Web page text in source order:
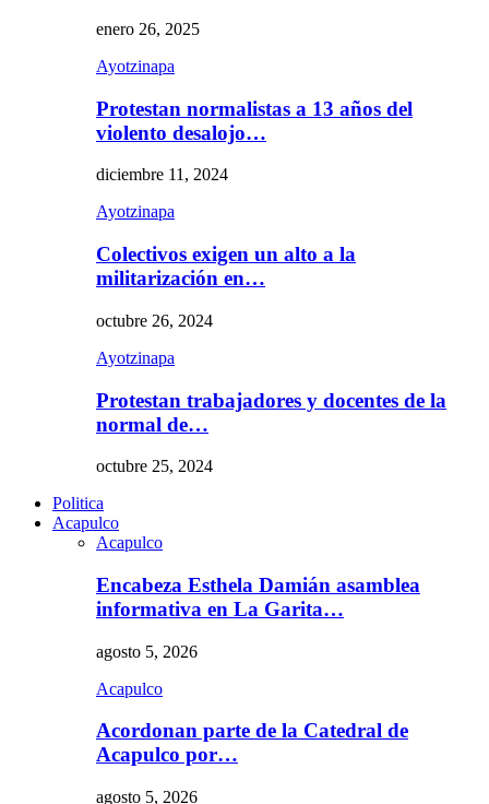
enero 26, 2025
Ayotzinapa
Protestan normalistas a 13 años del
violento desalojo…
diciembre 11, 2024
Ayotzinapa
Colectivos exigen un alto a la
militarización en…
octubre 26, 2024
Ayotzinapa
Protestan trabajadores y docentes de la
normal de…
octubre 25, 2024
Politica
Acapulco
Acapulco
Encabeza Esthela Damián asamblea
informativa en La Garita…
agosto 5, 2026
Acapulco
Acordonan parte de la Catedral de
Acapulco por…
agosto 5, 2026